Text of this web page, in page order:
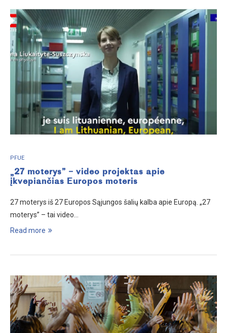
PFUE
„27 moterys” – video projektas apie
įkvepiančias Europos moteris
27 moterys iš 27 Europos Sąjungos šalių kalba apie Europą. „27
moterys” – tai video…
Read more